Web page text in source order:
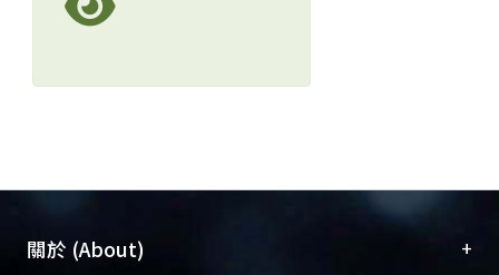
關於 (About) +